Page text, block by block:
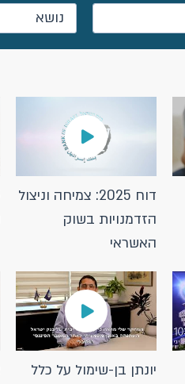
נושא
דוח 2025: צמיחה וניצול
הזדמנויות בשוק
האשראי
יונתן בן-שימול על כלל